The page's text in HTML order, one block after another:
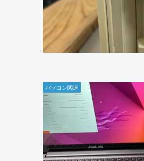
パソコン関連